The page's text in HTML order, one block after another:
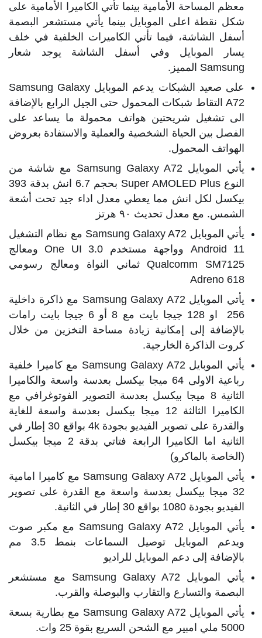
معظم المساحة الأمامية بينما تأتي الكاميرا الأمامية على
شكل نقطة اعلى الموبايل بينما يأتي مستشعر البصمة
أسفل الشاشة، فيما تأتي الكاميرات الخلفية في خلف
يسار الموبايل وفي أسفل الشاشة يوجد شعار
Samsung المميز.
على صعيد الشبكات يدعم الموبايل Samsung Galaxy
A72 التقاط شبكات المحمول حتى الجيل الرابع بالإضافة
الى تشغيل شريحتين هواتف محمولة ما يساعد على
الفصل بين الحياة الشخصية والعملية والاستفادة بعروض
الهواتف المحمول.
يأتي الموبايل Samsung Galaxy A72 مع شاشة من
النوع Super AMOLED Plus بحجم 6.7 انش بدقة 393
بيكسل لكل انش مما يعطي معدل اداء جيد تحت أشعة
الشمس. مع معدل تحديث ٩٠ هرتز
يأتي الموبايل Samsung Galaxy A72 مع نظام التشغيل
Android 11 وواجهة مستخدم One UI 3.0 ومعالج
Qualcomm SM7125 ثماني النواة ومعالج رسومي
Adreno 618
يأتي الموبايل Samsung Galaxy A72 مع ذاكرة داخلية
256 او 128 جيجا بايت مع 8 أو 6 جيجا بايت رامات
بالإضافة إلى إمكانية زيادة مساحة التخزين من خلال
كروت الذاكرة الخارجية.
يأتي الموبايل Samsung Galaxy A72 مع كاميرا خلفية
رباعية الاولى 64 ميجا بيكسل بعدسة واسعة والكاميرا
الثانية 8 ميجا بيكسل بعدسة التصوير الفوتوغرافي مع
الكاميرا الثالثة 12 ميجا بيكسل بعدسة واسعة للغاية
والقدرة على تصوير الفيديو بجودة 4k بواقع 30 إطار في
الثانية اما الكاميرا الرابعة فتاتي بدقة 2 ميجا بيكسل
(الخاصة بالماكرو)
يأتي الموبايل Samsung Galaxy A72 مع كاميرا امامية
32 ميجا بيكسل بعدسة واسعة مع القدرة على تصوير
الفيديو بجودة 1080 بواقع 30 إطار في الثانية.
يأتي الموبايل Samsung Galaxy A72 مع مكبر صوت
ويدعم الموبايل توصيل السماعات بنمط 3.5 مم
بالإضافة إلى دعم الموبايل للراديو
يأتي الموبايل Samsung Galaxy A72 مع مستشعر
البصمة والتسارع والتقارب والبوصلة والقرب.
يأتي الموبايل Samsung Galaxy A72 مع بطارية بسعة
5000 ملي امبير مع الشحن السريع بقوة 25 وات.